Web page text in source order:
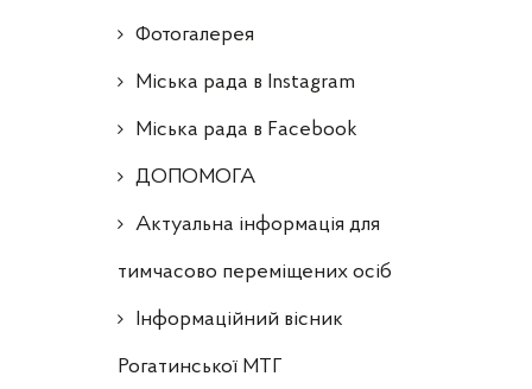
Фотогалерея
Міська рада в Instagram
Міська рада в Facebook
ДОПОМОГА
Актуальна інформація для
тимчасово переміщених осіб
Інформаційний вісник
Рогатинської МТГ